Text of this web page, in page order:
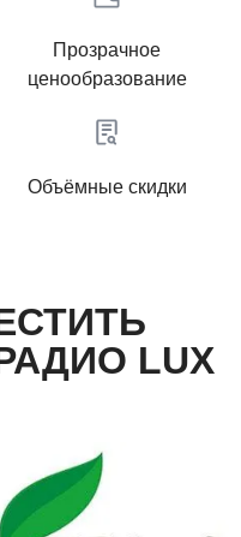
Прозрачное
ценообразование
Объёмные скидки
LUX